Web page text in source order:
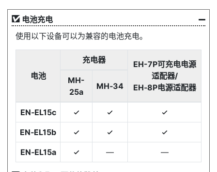
电池充电
使用以下设备可以为兼容的电池充电。
电池
充电器
EH-7P可充电电源
适配器/
EH‑8P电源适配器
MH-
25a
MH‑34
EN‑EL15c 4 4 4
EN‑EL15b 4 4 4
EN‑EL15a 4 — —